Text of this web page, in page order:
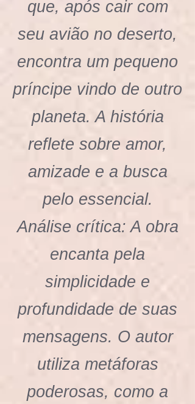
que, após cair com
seu avião no deserto,
encontra um pequeno
príncipe vindo de outro
planeta. A história
reflete sobre amor,
amizade e a busca
pelo essencial.
Análise crítica: A obra
encanta pela
simplicidade e
profundidade de suas
mensagens. O autor
utiliza metáforas
poderosas, como a